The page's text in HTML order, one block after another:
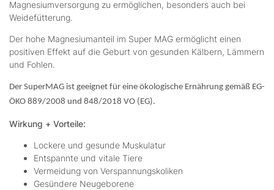
Magnesiumversorgung zu ermöglichen, besonders auch bei
Weidefütterung.
Der hohe Magnesiumanteil im Super MAG ermöglicht einen
positiven Effekt auf die Geburt von gesunden Kälbern, Lämmern
und Fohlen.
Der SuperMAG ist geeignet für eine ökologische Ernährung gemäß EG-
ÖKO 889/2008 und 848/2018 VO (EG).
Wirkung + Vorteile:
Lockere und gesunde Muskulatur
Entspannte und vitale Tiere
Vermeidung von Verspannungskoliken
Gesündere Neugeborene